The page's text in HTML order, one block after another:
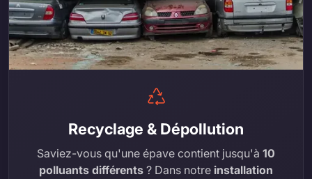
Recyclage & Dépollution
Saviez-vous qu'une épave contient jusqu'à 10
polluants différents ? Dans notre installation